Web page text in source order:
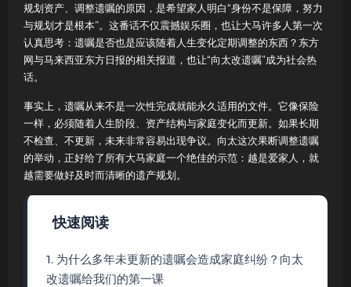
规划资产、调整遗嘱的原因，是希望家人明白“身份不是保障，努力
与规划才是根本”。这番话不仅震撼娱乐圈，也让大马许多人第一次
认真思考：遗嘱是否也是应该随着人生变化定期调整的东西？东方
网与马来西亚东方日报的相关报道，也让“向太改遗嘱”成为社会热
话。
事实上，遗嘱从来不是一次性完成就能永久适用的文件。它像保险
一样，必须随着人生阶段、资产结构与家庭变化而更新。如果长期
不检查、不更新，未来非常容易出现争议。向太这次果断调整遗嘱
的举动，正好给了所有大马家庭一个绝佳的示范：越是爱家人，就
越需要做好及时而清晰的遗产规划。
快速阅读
1. 为什么多年未更新的遗嘱会造成家庭纠纷？向太
改遗嘱给我们的第一课